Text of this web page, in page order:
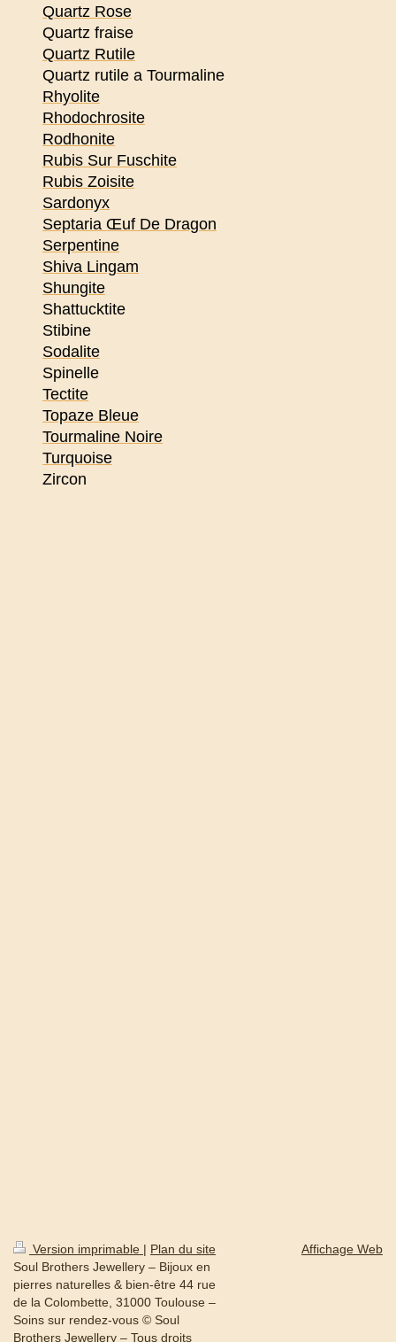
Quartz Rose
Quartz fraise
Quartz Rutile
Quartz rutile a Tourmaline
Rhyolite
Rhodochrosite
Rodhonite
Rubis Sur Fuschite
Rubis Zoisite
Sardonyx
Septaria Œuf De Dragon
Serpentine
Shiva Lingam
Shungite
Shattucktite
Stibine
Sodalite
Spinelle
Tectite
Topaze Bleue
Tourmaline Noire
Turquoise
Zircon
Version imprimable | Plan du site
Soul Brothers Jewellery – Bijoux en
pierres naturelles & bien-être 44 rue
de la Colombette, 31000 Toulouse –
Soins sur rendez-vous © Soul
Brothers Jewellery – Tous droits
Affichage Web